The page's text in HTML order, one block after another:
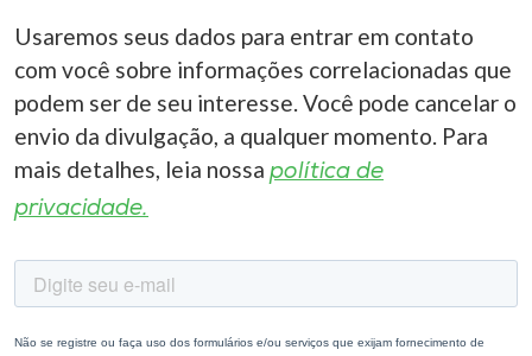
Usaremos seus dados para entrar em contato
com você sobre informações correlacionadas que
podem ser de seu interesse. Você pode cancelar o
envio da divulgação, a qualquer momento. Para
mais detalhes, leia nossa política de
privacidade.